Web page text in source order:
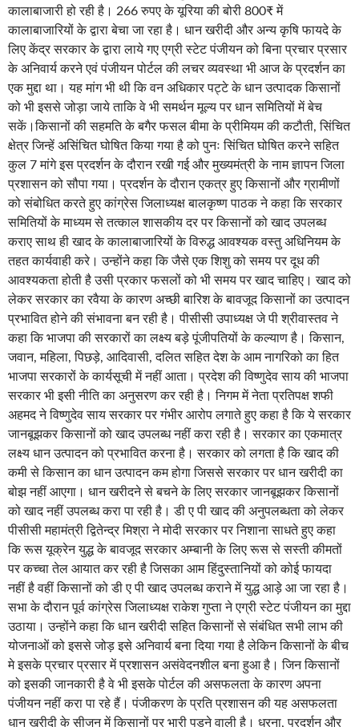
कालाबाजारी हो रही है। 266 रुपए के यूरिया की बोरी 800₹ में
कालाबाजारियों के द्वारा बेचा जा रहा है। धान खरीदी और अन्य कृषि फायदे के
लिए केंद्र सरकार के द्वारा लाये गए एग्री स्टेट पंजीयन को बिना प्रचार प्रसार
के अनिवार्य करने एवं पंजीयन पोर्टल की लचर व्यवस्था भी आज के प्रदर्शन का
एक मुद्दा था। यह मांग भी थी कि वन अधिकार पट्टे के धान उत्पादक किसानों
को भी इससे जोड़ा जाये ताकि वे भी समर्थन मूल्य पर धान समितियों में बेच
सकें।किसानों की सहमति के बगैर फसल बीमा के प्रीमियम की कटौती, सिंचित
क्षेत्र जिन्हें असिंचित घोषित किया गया है को पुनः सिंचित घोषित करने सहित
कुल 7 मांगे इस प्रदर्शन के दौरान रखी गई और मुख्यमंत्री के नाम ज्ञापन जिला
प्रशासन को सौपा गया। प्रदर्शन के दौरान एकत्र हुए किसानों और ग्रामीणों
को संबोधित करते हुए कांग्रेस जिलाध्यक्ष बालकृष्ण पाठक ने कहा कि सरकार
समितियों के माध्यम से तत्काल शासकीय दर पर किसानों को खाद उपलब्ध
कराए साथ ही खाद के कालाबाजारियों के विरुद्ध आवश्यक वस्तु अधिनियम के
तहत कार्यवाही करे। उन्होंने कहा कि जैसे एक शिशु को समय पर दूध की
आवश्यकता होती है उसी प्रकार फसलों को भी समय पर खाद चाहिए। खाद को
लेकर सरकार का रवैया के कारण अच्छी बारिश के बावजूद किसानों का उत्पादन
प्रभावित होने की संभावना बन रही है। पीसीसी उपाध्यक्ष जे पी श्रीवास्तव ने
कहा कि भाजपा की सरकारों का लक्ष्य बड़े पूंजीपतियों के कल्याण है। किसान,
जवान, महिला, पिछड़े, आदिवासी, दलित सहित देश के आम नागरिको का हित
भाजपा सरकारों के कार्यसूची में नहीं आता। प्रदेश की विष्णुदेव साय की भाजपा
सरकार भी इसी नीति का अनुसरण कर रही है। निगम में नेता प्रतिपक्ष शफी
अहमद ने विष्णुदेव साय सरकार पर गंभीर आरोप लगाते हुए कहा है कि ये सरकार
जानबूझकर किसानों को खाद उपलब्ध नहीं करा रही है। सरकार का एकमात्र
लक्ष्य धान उत्पादन को प्रभावित करना है। सरकार को लगता है कि खाद की
कमी से किसान का धान उत्पादन कम होगा जिससे सरकार पर धान खरीदी का
बोझ नहीं आएगा। धान खरीदने से बचने के लिए सरकार जानबूझकर किसानों
को खाद नहीं उपलब्ध करा पा रही है। डी ए पी खाद की अनुपलब्धता को लेकर
पीसीसी महामंत्री द्वितेन्द्र मिश्रा ने मोदी सरकार पर निशाना साधते हुए कहा
कि रूस यूक्रेन युद्ध के बावजूद सरकार अम्बानी के लिए रूस से सस्ती कीमतों
पर कच्चा तेल आयात कर रही है जिसका आम हिंदुस्तानियों को कोई फायदा
नहीं है वहीं किसानों को डी ए पी खाद उपलब्ध कराने में युद्ध आड़े आ जा रहा है।
सभा के दौरान पूर्व कांग्रेस जिलाध्यक्ष राकेश गुप्ता ने एग्री स्टेट पंजीयन का मुद्दा
उठाया। उन्होंने कहा कि धान खरीदी सहित किसानों से संबंधित सभी लाभ की
योजनाओं को इससे जोड़ इसे अनिवार्य बना दिया गया है लेकिन किसानों के बीच
मे इसके प्रचार प्रसार में प्रशासन असंवेदनशील बना हुआ है। जिन किसानों
को इसकी जानकारी है वे भी इसके पोर्टल की असफलता के कारण अपना
पंजीयन नहीं करा पा रहे हैं। पंजीकरण के प्रति प्रशासन की यह असफलता
धान खरीदी के सीजन में किसानों पर भारी पड़ने वाली है। धरना, प्रदर्शन और